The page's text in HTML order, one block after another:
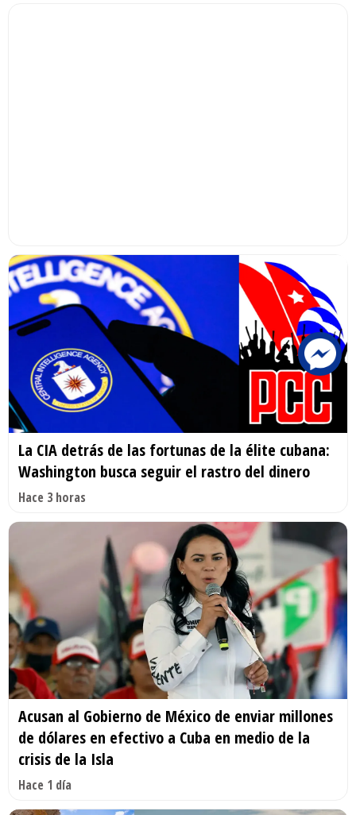
La CIA detrás de las fortunas de la élite cubana:
Washington busca seguir el rastro del dinero
Hace 3 horas
Acusan al Gobierno de México de enviar millones
de dólares en efectivo a Cuba en medio de la
crisis de la Isla
Hace 1 día